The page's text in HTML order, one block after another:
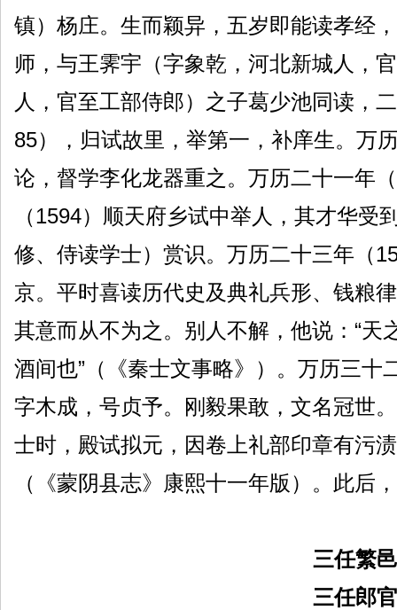
镇）杨庄。生而颖异，五岁即能读孝经
师，与王霁宇（字象乾，河北新城人，
人，官至工部侍郎）之子葛少池同读，
85），归试故里，举第一，补庠生。万
论，督学李化龙器重之。万历二十一年
（1594）顺天府乡试中举人，其才华
修、侍读学士）赏识。万历二十三年（
京。平时喜读历代史及典礼兵形、钱粮
其意而从不为之。别人不解，他说：“
酒间也”（《秦士文事略》）。万历三
字木成，号贞予。刚毅果敢，文名冠世
士时，殿试拟元，因卷上礼部印章有污
（《蒙阴县志》康熙十一年版）。此后
三任繁
三任郎